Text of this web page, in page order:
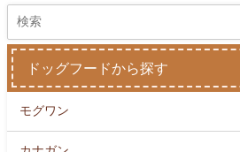
ドッグフードから探す
モグワン